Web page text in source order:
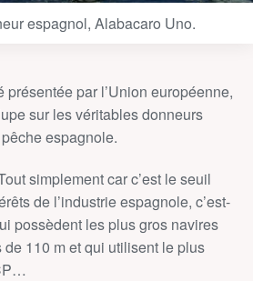
espagnol, Alabacaro Uno.
par l’Union européenne,
sur les véritables donneurs
espagnole.
simplement car c’est le seuil
de l’industrie espagnole, c’est-
possèdent les plus gros navires
110 m et qui utilisent le plus